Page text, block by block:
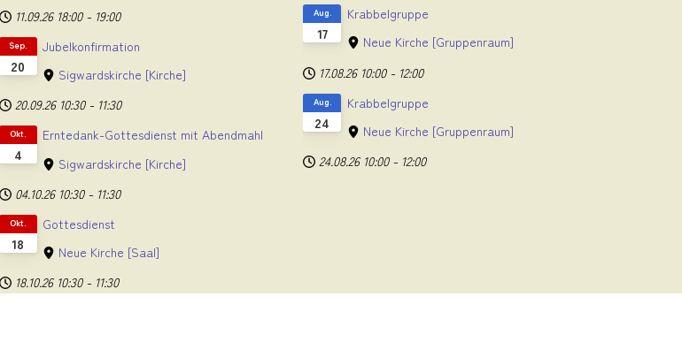
11.09.26 18:00 - 19:00
20
Sep.
Jubelkonfirmation
Sigwardskirche [Kirche]
20.09.26 10:30 - 11:30
4
Okt.
Erntedank-Gottesdienst mit Abendmahl
Sigwardskirche [Kirche]
04.10.26 10:30 - 11:30
18
Okt.
Gottesdienst
Neue Kirche [Saal]
18.10.26 10:30 - 11:30
17
Aug.
Krabbelgruppe
Neue Kirche [Gruppenraum]
17.08.26 10:00 - 12:00
24
Aug.
Krabbelgruppe
Neue Kirche [Gruppenraum]
24.08.26 10:00 - 12:00